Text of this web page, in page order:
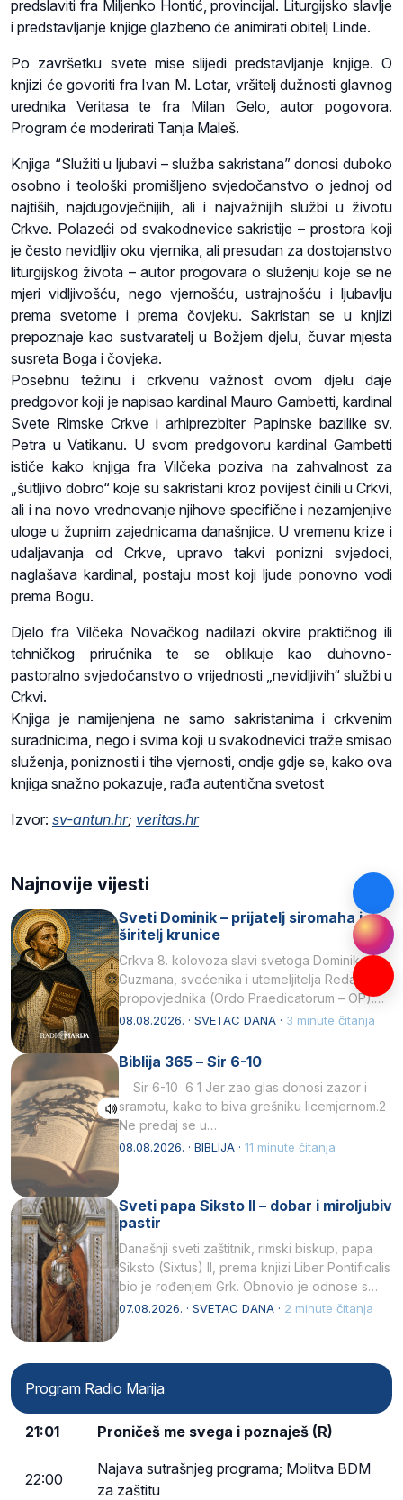
predslaviti fra Miljenko Hontić, provincijal. Liturgijsko slavlje
i predstavljanje knjige glazbeno će animirati obitelj Linde.
Po završetku svete mise slijedi predstavljanje knjige. O
knjizi će govoriti fra Ivan M. Lotar, vršitelj dužnosti glavnog
urednika Veritasa te fra Milan Gelo, autor pogovora.
Program će moderirati Tanja Maleš.
Knjiga “Služiti u ljubavi – služba sakristana” donosi duboko
osobno i teološki promišljeno svjedočanstvo o jednoj od
najtiših, najdugovječnijih, ali i najvažnijih službi u životu
Crkve. Polazeći od svakodnevice sakristije – prostora koji
je često nevidljiv oku vjernika, ali presudan za dostojanstvo
liturgijskog života – autor progovara o služenju koje se ne
mjeri vidljivošću, nego vjernošću, ustrajnošću i ljubavlju
prema svetome i prema čovjeku. Sakristan se u knjizi
prepoznaje kao sustvaratelj u Božjem djelu, čuvar mjesta
susreta Boga i čovjeka.
Posebnu težinu i crkvenu važnost ovom djelu daje
predgovor koji je napisao kardinal Mauro Gambetti, kardinal
Svete Rimske Crkve i arhiprezbiter Papinske bazilike sv.
Petra u Vatikanu. U svom predgovoru kardinal Gambetti
ističe kako knjiga fra Vilčeka poziva na zahvalnost za
„šutljivo dobro“ koje su sakristani kroz povijest činili u Crkvi,
ali i na novo vrednovanje njihove specifične i nezamjenjive
uloge u župnim zajednicama današnjice. U vremenu krize i
udaljavanja od Crkve, upravo takvi ponizni svjedoci,
naglašava kardinal, postaju most koji ljude ponovno vodi
prema Bogu.
Djelo fra Vilčeka Novačkog nadilazi okvire praktičnog ili
tehničkog priručnika te se oblikuje kao duhovno-
pastoralno svjedočanstvo o vrijednosti „nevidljivih“ službi u
Crkvi.
Knjiga je namijenjena ne samo sakristanima i crkvenim
suradnicima, nego i svima koji u svakodnevici traže smisao
služenja, poniznosti i tihe vjernosti, ondje gdje se, kako ova
knjiga snažno pokazuje, rađa autentična svetost
Izvor: sv-antun.hr; veritas.hr
Najnovije vijesti
Sveti Dominik – prijatelj siromaha i
širitelj krunice
Crkva 8. kolovoza slavi svetoga Dominika
Guzmana, svećenika i utemeljitelja Reda
propovjednika (Ordo Praedicatorum – OP).
Svojim životom, dubokom ljubavlju prema
08.08.2026. · SVETAC DANA · 3 minute čitanja
Biblija 365 – Sir 6-10
Sir 6-10 6 1 Jer zao glas donosi zazor i
sramotu, kako to biva grešniku licemjernom.2
Ne predaj se u…
08.08.2026. · BIBLIJA · 11 minute čitanja
Sveti papa Siksto II – dobar i miroljubiv
pastir
Današnji sveti zaštitnik, rimski biskup, papa
Siksto (Sixtus) II, prema knjizi Liber Pontificalis
bio je rođenjem Grk. Obnovio je odnose s
afričkim…
07.08.2026. · SVETAC DANA · 2 minute čitanja
Program Radio Marija
21:01 Proničeš me svega i poznaješ (R)
22:00
Najava sutrašnjeg programa; Molitva BDM
za zaštitu